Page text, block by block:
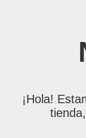
¡Hola!